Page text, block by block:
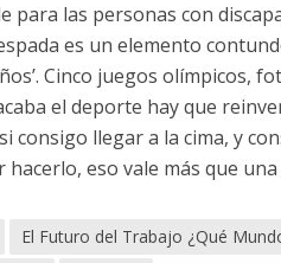
las personas con
es un elemento
Cinco juegos olímpicos,
el deporte hay que
consigo llegar a la cima, y
eso vale más que una
El Futuro del Trabajo ¿Qué